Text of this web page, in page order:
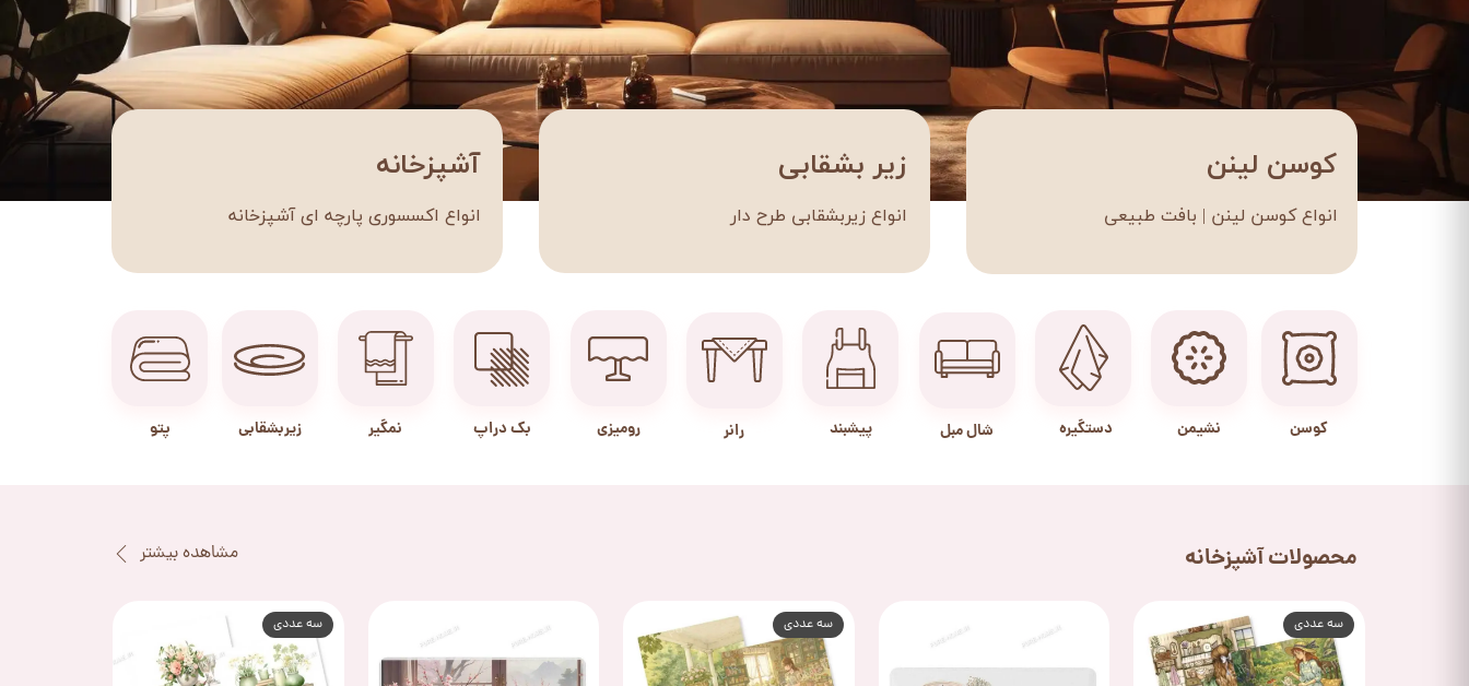
انواع اکسسوری پارچه ای آشپزخانه
آشپزخانه
انواع زیربشقابی طرح دار
زیر بشقابی کوسن لینن
انواع کوسن لینن | بافت طبیعی
پتو زیربشقابی نشیمن دستگیره پیشبند نمگیر بک دراپ رومیزی رانر شال مبل کوسن
سه عددی سه عددی سه عددی
محصولات آشپزخانه مشاهده بیشتر